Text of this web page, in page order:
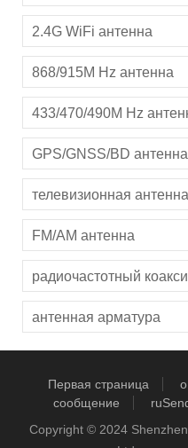
2.4G WiFi антенна
868/915M Hz антенна
433/470/490M Hz
GPS/GNSS/BD антенна
телевизионная антенна
FM/AM антенна
радиочастотный
антенная арматура
Первая страница
сообщение
Copyright © 2024